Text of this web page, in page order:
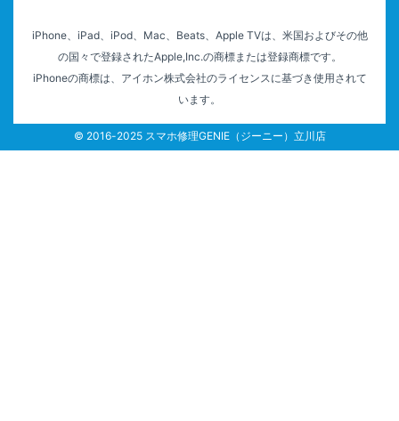
iPhone、iPad、iPod、Mac、Beats、Apple TVは、米国およびその他
の国々で登録されたApple,Inc.の商標または登録商標です。
iPhoneの商標は、アイホン株式会社のライセンスに基づき使用されて
います。
© 2016-2025 スマホ修理GENIE（ジーニー）立川店